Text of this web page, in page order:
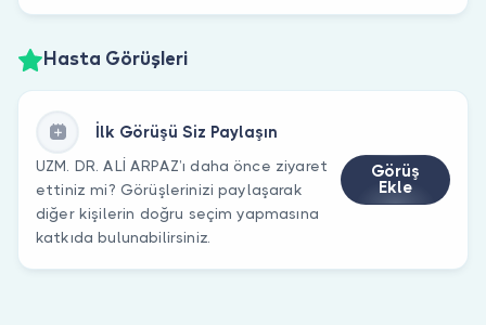
Hasta Görüşleri
İlk Görüşü Siz Paylaşın
UZM. DR. ALİ ARPAZ’ı daha önce ziyaret
ettiniz mi? Görüşlerinizi paylaşarak
diğer kişilerin doğru seçim yapmasına
katkıda bulunabilirsiniz.
Görüş
Ekle